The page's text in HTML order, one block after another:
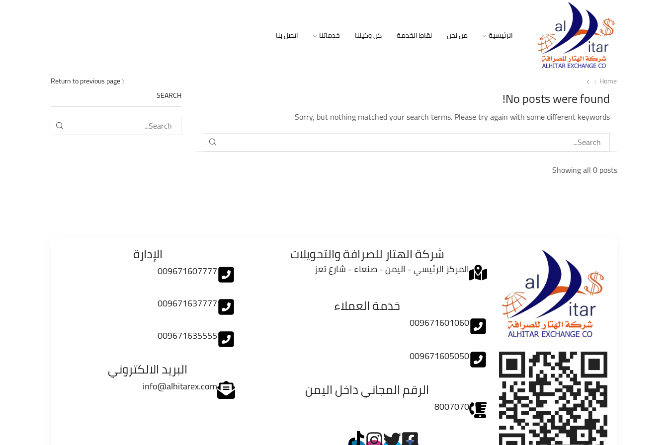
الرئيسية من نحن نقاط الخدمة كن وكيلنا خدماتنا اتصل بنا
Return to previous page Home
No posts were found!
Sorry, but nothing matched your search terms. Please try again with some different keywords
SEARCH
Showing all 0 posts
SEARCH
SEARCH
شركة الهتار للصرافة والتحويلات
المركز الرئيسي - اليمن - صنعاء - شارع تعز
خدمة العملاء
009671601060
009671605050
الرقم المجاني داخل اليمن
8007070
الإدارة
009671607777
009671637777
009671635555
البريد الالكتروني
info@alhitarex.com